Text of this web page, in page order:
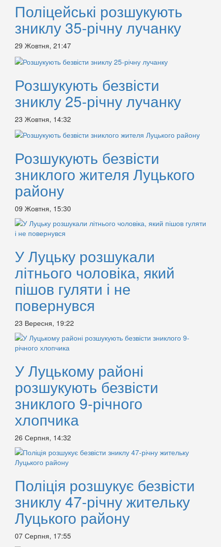
Поліцейські розшукують
зниклу 35-річну лучанку
29 Жовтня, 21:47
Розшукують безвісти
зниклу 25-річну лучанку
23 Жовтня, 14:32
Розшукують безвісти
зниклого жителя Луцького
району
09 Жовтня, 15:30
У Луцьку розшукали
літнього чоловіка, який
пішов гуляти і не
повернувся
23 Вересня, 19:22
У Луцькому районі
розшукують безвісти
зниклого 9-річного
хлопчика
26 Серпня, 14:32
Поліція розшукує безвісти
зниклу 47-річну жительку
Луцького району
07 Серпня, 17:55